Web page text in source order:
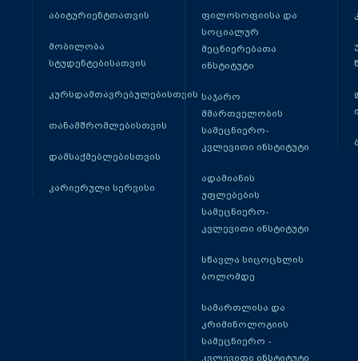
აბიტურიენტთათვის
მობილობა
სტუდენტებისათვის
კურსდამთავრებულებისთვის
თანამშრომლებისთვის
დამსაქმებლებისთვის
კარიერული სერვისი
ფილოსოფიისა და
სოციალურ
მეცნიერებათა
ინსტიტუტი
საჯარო
მმართველობის
სამეცნიერო-
კვლევითი ინსტიტუტი
ადამიანის
უფლებების
სამეცნიერო-
კვლევითი ინსტიტუტი
სწავლა სიცოცხლის
ბოლომდე
სამართლისა და
კრიმინოლოგიის
სამეცნიერო -
კვლევითი ინსტიტუტი